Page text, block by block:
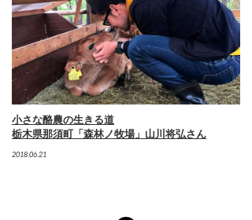
小さな酪農の生きる道
栃木県那須町「森林ノ牧場」山川将弘さん
2018.06.21